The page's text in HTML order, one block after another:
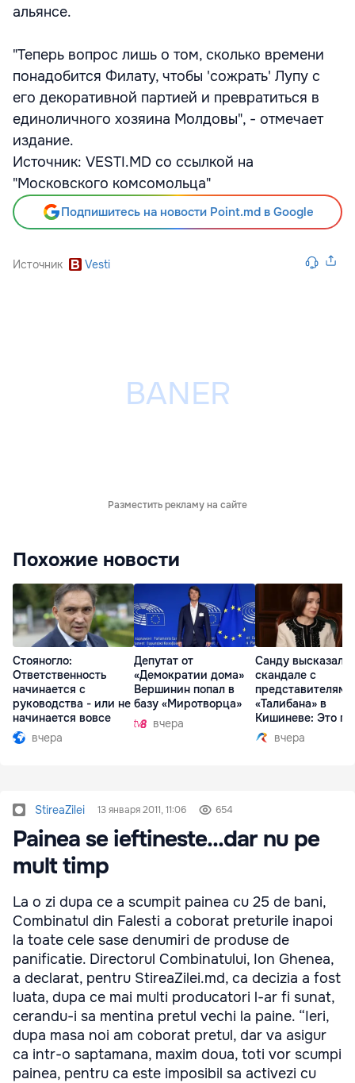
альянсе.
"Теперь вопрос лишь о том, сколько времени
понадобится Филату, чтобы 'сожрать' Лупу с
его декоративной партией и превратиться в
единоличного хозяина Молдовы", - отмечает
издание.
Источник: VESTI.MD со ссылкой на
"Московского комсомольца"
Подпишитесь на новости Point.md в Google
Источник Vesti
Разместить рекламу на сайте
Похожие новости
Стояногло:
Ответственность
начинается с
руководства - или не
начинается вовсе
вчера
Депутат от
«Демократии дома»
Вершинин попал в
базу «Миротворца»
вчера
Санду
скандале с
представителями
«Талибана» в
Кишиневе: Это
вчера
StireaZilei 13 января 2011, 11:06 654
Painea se ieftineste...dar nu pe
mult timp
La o zi dupa ce a scumpit painea cu 25 de bani,
Combinatul din Falesti a coborat preturile inapoi
la toate cele sase denumiri de produse de
panificatie. Directorul Combinatului, Ion Ghenea,
a declarat, pentru StireaZilei.md, ca decizia a fost
luata, dupa ce mai multi producatori l-ar fi sunat,
cerandu-i sa mentina pretul vechi la paine. “Ieri,
dupa masa noi am coborat pretul, dar va asigur
ca intr-o saptamana, maxim doua, toti vor scumpi
painea, pentru ca este imposibil sa activezi cu